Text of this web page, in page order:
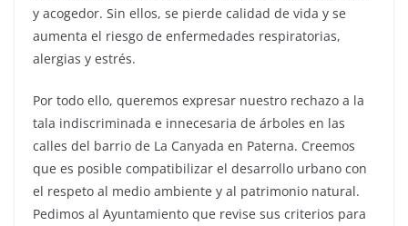
y acogedor. Sin ellos, se pierde calidad de vida y se
aumenta el riesgo de enfermedades respiratorias,
alergias y estrés.
Por todo ello, queremos expresar nuestro rechazo a la
tala indiscriminada e innecesaria de árboles en las
calles del barrio de La Canyada en Paterna. Creemos
que es posible compatibilizar el desarrollo urbano con
el respeto al medio ambiente y al patrimonio natural.
Pedimos al Ayuntamiento que revise sus criterios para